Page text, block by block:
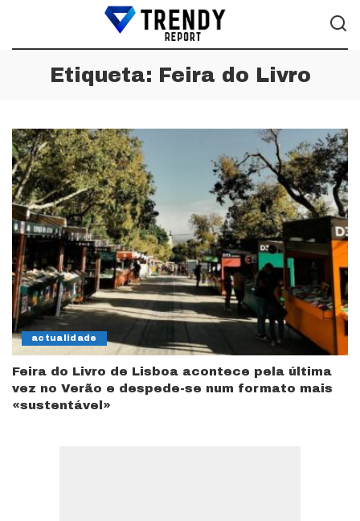
Etiqueta: Feira do Livro
actualidade
Feira do Livro de Lisboa acontece pela última
vez no Verão e despede-se num formato mais
«sustentável»